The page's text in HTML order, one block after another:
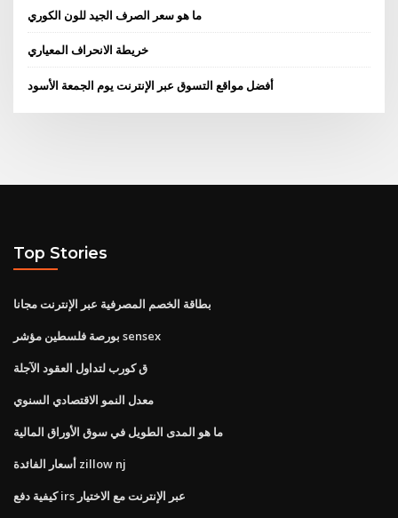
ما هو سعر الصرف الجيد للون الكوري
خريطة الانحراف المعياري
أفضل مواقع التسوق عبر الإنترنت يوم الجمعة الأسود
Top Stories
بطاقة الخصم المصرفية عبر الإنترنت مجانا
بورصة فلسطين مؤشر sensex
ق كورب لتداول العقود الآجلة
معدل النمو الاقتصادي السنوي
ما هو المدى الطويل في سوق الأوراق المالية
أسعار الفائدة zillow nj
كيفية دفع irs عبر الإنترنت مع الاختيار